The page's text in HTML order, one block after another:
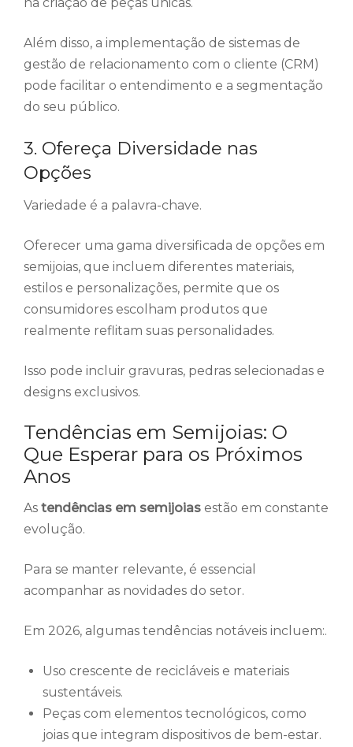
Além disso, a implementação de sistemas de
gestão de relacionamento com o cliente (CRM)
pode facilitar o entendimento e a segmentação
do seu público.
3. Ofereça Diversidade nas
Opções
Variedade é a palavra-chave.
Oferecer uma gama diversificada de opções em
semijoias, que incluem diferentes materiais,
estilos e personalizações, permite que os
consumidores escolham produtos que
realmente reflitam suas personalidades.
Isso pode incluir gravuras, pedras selecionadas e
designs exclusivos.
Tendências em Semijoias: O
Que Esperar para os Próximos
Anos
As tendências em semijoias estão em constante
evolução.
Para se manter relevante, é essencial
acompanhar as novidades do setor.
Em 2026, algumas tendências notáveis incluem:.
Uso crescente de recicláveis e materiais
sustentáveis.
Peças com elementos tecnológicos, como
joias que integram dispositivos de bem-estar.